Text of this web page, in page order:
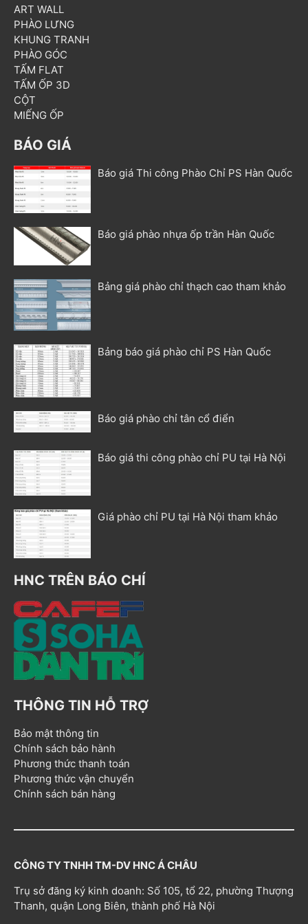
ART WALL
PHÀO LƯNG
KHUNG TRANH
PHÀO GÓC
TẤM FLAT
TẤM ỐP 3D
CỘT
MIẾNG ỐP
BÁO GIÁ
Báo giá Thi công Phào Chỉ PS Hàn Quốc
Báo giá phào nhựa ốp trần Hàn Quốc
Bảng giá phào chỉ thạch cao tham khảo
Bảng báo giá phào chỉ PS Hàn Quốc
Báo giá phào chỉ tân cổ điển
Báo giá thi công phào chỉ PU tại Hà Nội
Giá phào chỉ PU tại Hà Nội tham khảo
HNC TRÊN BÁO CHÍ
THÔNG TIN HỖ TRỢ
Bảo mật thông tin
Chính sách bảo hành
Phương thức thanh toán
Phương thức vận chuyển
Chính sách bán hàng
CÔNG TY TNHH TM-DV HNC Á CHÂU
Trụ sở đăng ký kinh doanh: Số 105, tổ 22, phường Thượng
Thanh, quận Long Biên, thành phố Hà Nội